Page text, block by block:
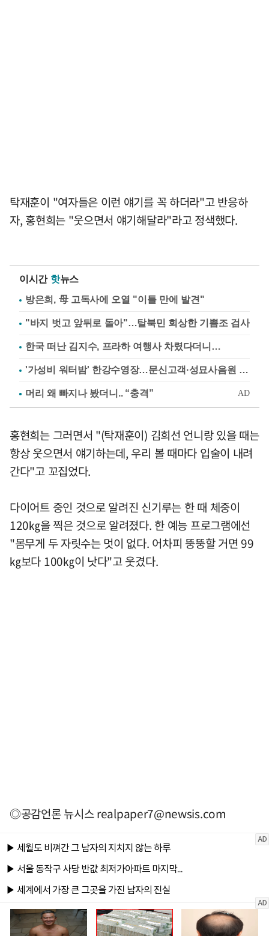
탁재훈이 "여자들은 이런 얘기를 꼭 하더라"고 반응하
자, 홍현희는 "웃으면서 얘기해달라"라고 정색했다.
이시간 핫뉴스
방은희, 母 고독사에 오열 "이틀 만에 발견"
"바지 벗고 앞뒤로 돌아"…탈북민 회상한 기쁨조 검사
한국 떠난 김지수, 프라하 여행사 차렸다더니…
'가성비 워터밤' 한강수영장…문신고객·성묘사음원 민원
홍현희는 그러면서 "(탁재훈이) 김희선 언니랑 있을 때는
항상 웃으면서 얘기하는데, 우리 볼 때마다 입술이 내려
간다"고 꼬집었다.
다이어트 중인 것으로 알려진 신기루는 한 때 체중이
120㎏을 찍은 것으로 알려졌다. 한 예능 프로그램에선
"몸무게 두 자릿수는 멋이 없다. 어차피 뚱뚱할 거면 99
㎏보다 100㎏이 낫다"고 웃겼다.
◎공감언론 뉴시스realpaper7@newsis.com